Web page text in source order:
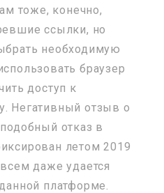
тоже, конечно,
ссылки, но
необходимую
браузер
доступ к
Негативный отзыв о
отказ в
летом 2019
даже удается
платформе.